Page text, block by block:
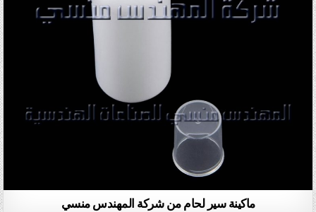
ماكينة سير لحام من شركة المهندس منسي